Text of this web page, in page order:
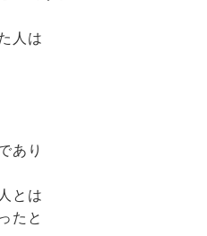
人は
あり
とは
たと